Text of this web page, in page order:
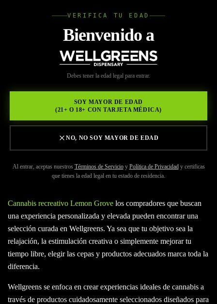
VERIFICA TU EDAD
Bienvenido a
Debes tener la edad legal para entrar.
SOY MAYOR DE EDAD
(21+ O 18+ CON TARJETA MÉDICA)
NO, NO SOY MAYOR DE EDAD
Al entrar, aceptas nuestros Términos de Servicio y Política de Privacidad y certificas
que tienes la edad legal en tu estado de residencia.
Volver a Recursos
Wellgreens: Creando Tu
Experiencia Ideal
Cannabis recreativo Lemon Grove los compradores que buscan
una experiencia personalizada y elevada pueden encontrar una
selección curada en Wellgreens. Ya sea que tu objetivo sea la
relajación, la estimulación creativa o simplemente mejorar tu
tiempo libre, elegir las cepas y productos adecuados marca toda la
diferencia.
Wellgreens se enfoca en crear experiencias ideales de cannabis a
través de productos cuidadosamente seleccionados diseñados para